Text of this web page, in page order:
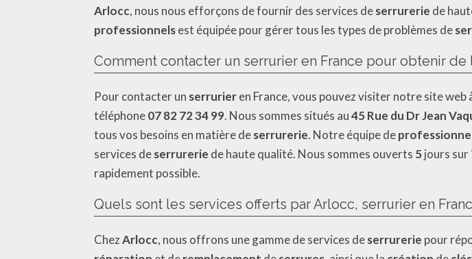
Arlocc, nous nous efforçons de fournir des services deserrurerie de
professionnelsest équipée pour gérer tous les types de problèmes de
Comment contacter un serrurier en France pour obtenir de
Pour contacter un serrurieren France, vous pouvez visiter notre site web
téléphone07 82 72 34 99. Nous sommes situés au45 Rue du Dr Jean
tous vos besoins en matière deserrurerie. Notre équipe de
services deserrurerie de haute qualité. Nous sommes ouverts 5jours sur
rapidement possible.
Quels sont les services offerts par Arlocc, serrurier en
ChezArlocc, nous offrons une gamme de services deserrurerie pour